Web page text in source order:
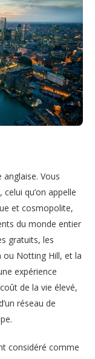
anglaise. Vous
qu’on appelle
et cosmopolite,
du monde entier
gratuits, les
ou Notting Hill, et la
expérience
de la vie élevé,
réseau de
considéré comme